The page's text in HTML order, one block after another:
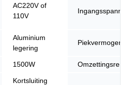
AC220V of
110V
Aluminium
legering
Piekvermogen
1500W
Kortsluiting